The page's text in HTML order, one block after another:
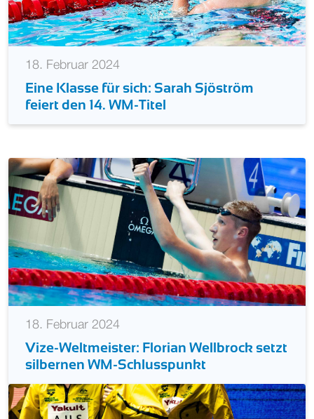
18. Februar 2024
Eine Klasse für sich: Sarah Sjöström
feiert den 14. WM-Titel
18. Februar 2024
Vize-Weltmeister: Florian Wellbrock setzt
silbernen WM-Schlusspunkt